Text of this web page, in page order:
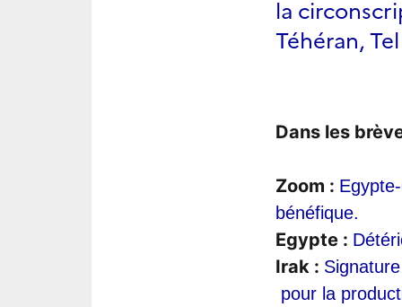
la
Téhéran,
Dans les
Zoom :
bénéfique.
Egypte :
Irak :
pour la